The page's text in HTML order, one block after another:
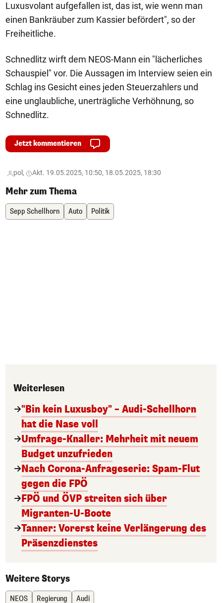
Luxusvolant aufgefallen ist, das ist, wie wenn man
einen Bankräuber zum Kassier befördert", so der
Freiheitliche.
Schnedlitz wirft dem NEOS-Mann ein "lächerliches
Schauspiel" vor. Die Aussagen im Interview seien ein
Schlag ins Gesicht eines jeden Steuerzahlers und
eine unglaubliche, unerträgliche Verhöhnung, so
Schnedlitz.
Jetzt kommentieren
pol, Akt. 19.05.2025, 10:50, 18.05.2025, 18:30
Mehr zum Thema
Sepp Schellhorn Auto Politik
Weiterlesen
"Bin kein Luxusboy" – Audi-Schellhorn
hat die Nase voll
Umfrage-Knaller: Mehrheit mit neuem
Budget unzufrieden
Nach Corona-Anfrageserie: Spam-Flut
gegen die FPÖ
FPÖ und ÖVP streiten sich über
Migranten-U-Boote
Tanner: Vorerst keine Verlängerung des
Präsenzdienstes
Weitere Storys
NEOS Regierung Audi